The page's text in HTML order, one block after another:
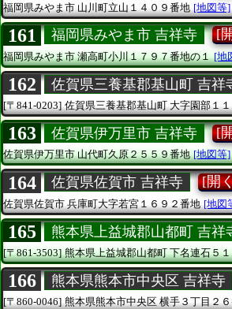
福岡県みやま市 山川町立山１４０９番地 [地図等]
161 福岡県みやま市 吉祥寺 [
福岡県みやま市瀬高町小川１７９７番地の１ [地
162 佐賀県三養基郡基山町 吉祥
[〒841-0203] 佐賀県三養基郡基山町大字園部１
163 佐賀県伊万里市 吉祥寺 [
佐賀県伊万里市山代町久原２５５９番地 [地図等]
164 佐賀県佐賀市 吉祥寺 [開
佐賀県佐賀市 兵庫町大字若宮１６９２番地 [地図
165 熊本県上益城郡山都町 吉祥
[〒861-3503] 熊本県上益城郡山都町下名連石５
166 熊本県熊本市中央区 吉祥寺
[〒860-0046] 熊本県熊本市中央区横手３丁目２